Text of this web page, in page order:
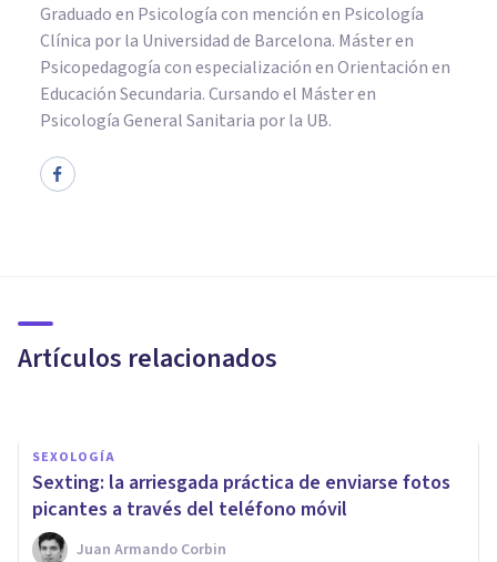
Graduado en Psicología con mención en Psicología
Clínica por la Universidad de Barcelona. Máster en
Psicopedagogía con especialización en Orientación en
Educación Secundaria. Cursando el Máster en
Psicología General Sanitaria por la UB.
Artículos relacionados
fenómeno
SEXOLOGÍA
Sexting: la arriesgada práctica de enviarse fotos
picantes a través del teléfono móvil
Juan Armando Corbin